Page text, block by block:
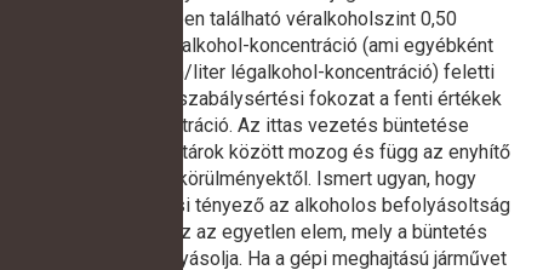
szervezetben található véralkoholszint 0,50
gramm/liter véralkohol-koncentráció (ami egyébként
0,25 milligramm/liter légalkohol-koncentráció) feletti
értéket jelent, a szabálysértési fokozat a fenti értékek
alatti koncentráció. Az ittas vezetés büntetése
viszonylag tág határok között mozog és függ az enyhítő
és súlyosító körülményektől. Ismert ugyan, hogy
büntetéskiszabási tényező az alkoholos befolyásoltság
foka, de nem ez az egyetlen elem, mely a büntetés
kiszabását befolyásolja. Ha a gépi meghajtású járművet